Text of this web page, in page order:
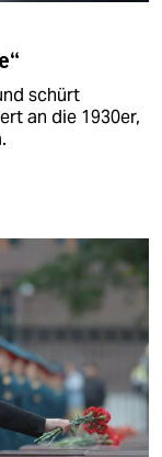
schürt
an die 1930er,